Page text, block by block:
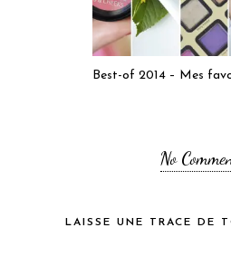
Best-of 2014 – Mes
No
LAISSE UNE TRACE DE